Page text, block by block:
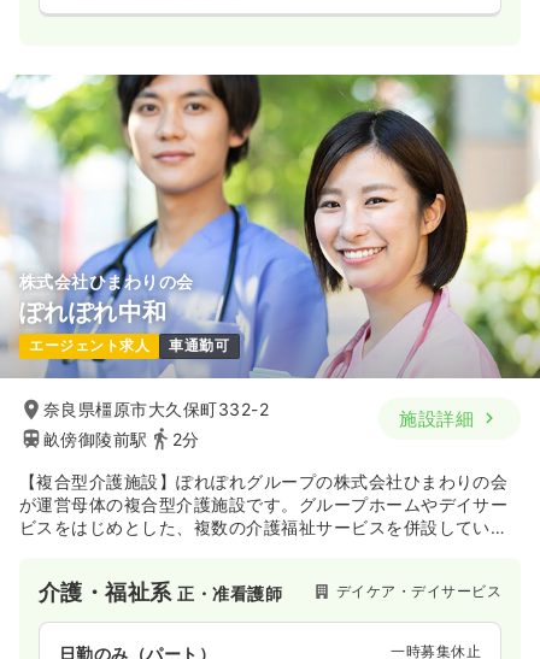
株式会社ひまわりの会
ぽれぽれ中和
エージェント求人 車通勤可
奈良県橿原市大久保町332-2
畝傍御陵前駅
2分
施設詳細
【複合型介護施設】ぽれぽれグループの株式会社ひまわりの会
が運営母体の複合型介護施設です。グループホームやデイサー
ビスをはじめとした、複数の介護福祉サービスを併設していま
す。
介護・福祉系正・准看護師 デイケア・デイサービス
日勤のみ（パート） 一時募集休止